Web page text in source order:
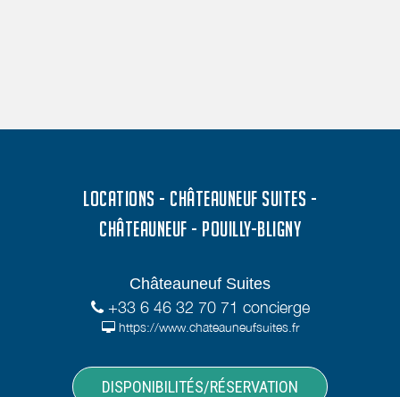
LOCATIONS - CHÂTEAUNEUF SUITES -
CHÂTEAUNEUF - POUILLY-BLIGNY
Châteauneuf Suites
+33 6 46 32 70 71 concierge
https://www.chateauneufsuites.fr
DISPONIBILITÉS/RÉSERVATION